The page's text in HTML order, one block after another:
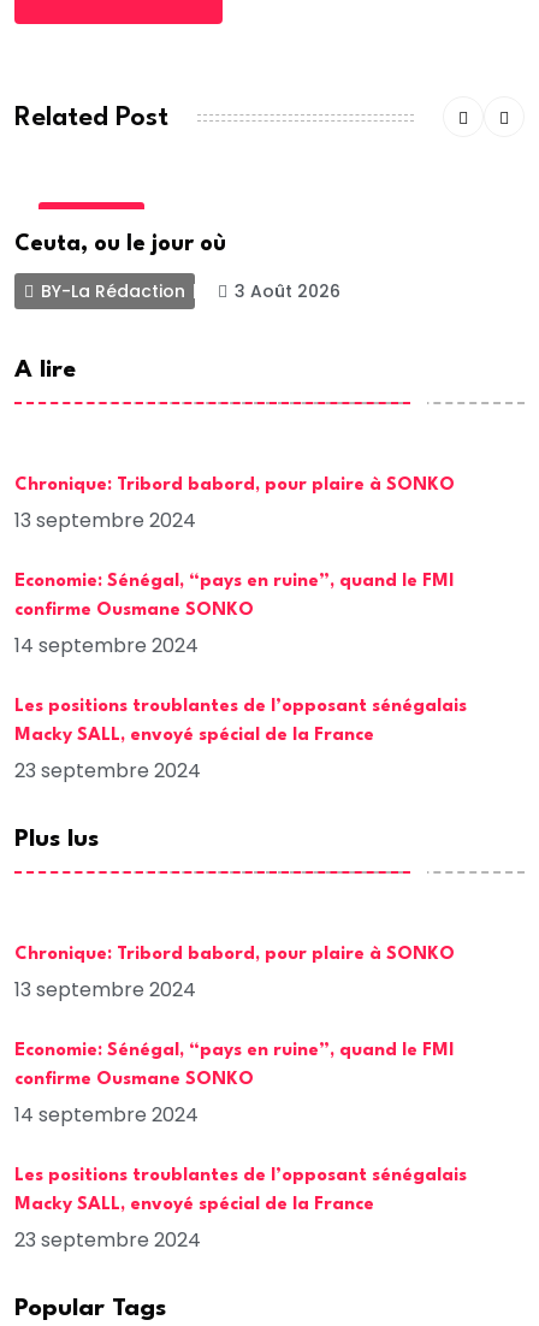
Related Post
Ceuta, ou le jour où
BY-La Rédaction 3 Août 2026
A lire
Chronique: Tribord babord, pour plaire à SONKO
13 septembre 2024
Economie: Sénégal, “pays en ruine”, quand le FMI
confirme Ousmane SONKO
14 septembre 2024
Les positions troublantes de l’opposant sénégalais
Macky SALL, envoyé spécial de la France
23 septembre 2024
Plus lus
Chronique: Tribord babord, pour plaire à SONKO
13 septembre 2024
Economie: Sénégal, “pays en ruine”, quand le FMI
confirme Ousmane SONKO
14 septembre 2024
Les positions troublantes de l’opposant sénégalais
Macky SALL, envoyé spécial de la France
23 septembre 2024
Popular Tags